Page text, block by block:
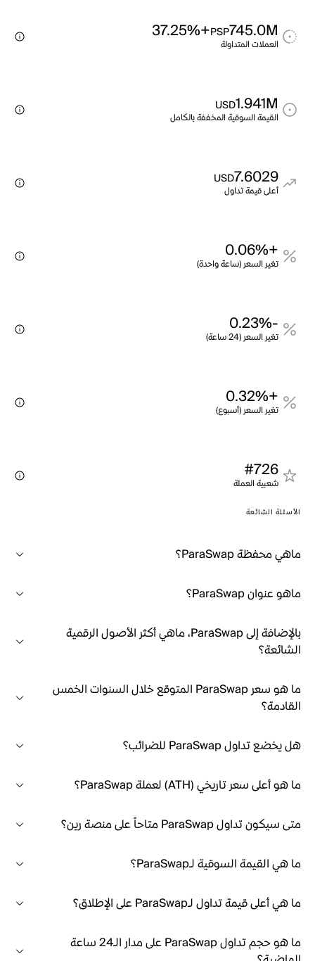
745.0M
PSP
+37.25%
العملات المتداولة
1.941M
USD
القيمة السوقية المخففة بالكامل
7.6029
USD
أعلى قيمة تداول
+0.06%
تغير السعر (ساعة واحدة)
-0.23%
تغير السعر (24 ساعة)
+0.32%
تغير السعر (أسبوع)
#726
شعبية العملة
الأسئلة الشائعة
ماهي محفظة ParaSwap؟
ماهو عنوان ParaSwap؟
بالإضافة إلى ParaSwap، ماهي أكثر الأصول الرقمية
الشائعة؟
ما هو سعر ParaSwap المتوقع خلال السنوات الخمس
القادمة؟
هل يخضع تداول ParaSwap للضرائب؟
ما هو أعلى سعر تاريخي (ATH) لعملة ParaSwap؟
متى سيكون تداول ParaSwap متاحاً على منصة رين؟
ما هي القيمة السوقية لـParaSwap؟
ما هي أعلى قيمة تداول لـParaSwap على الإطلاق؟
ما هو حجم تداول ParaSwap على مدار الـ24 ساعة